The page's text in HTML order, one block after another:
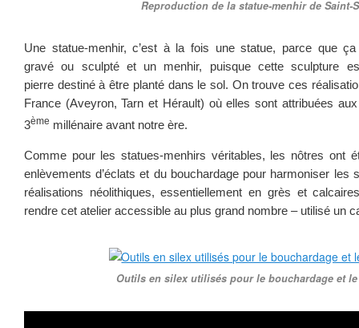
Reproduction de la statue-menhir de Saint-
Une statue-menhir, c’est à la fois une statue, parce que
gravé ou sculpté et un menhir, puisque cette sculpture
pierre destiné à être planté dans le sol. On trouve ces
France (Aveyron, Tarn et Hérault) où elles sont attribuées
3ème millénaire avant notre ère.
Comme pour les statues-menhirs véritables, les nôtres ont
enlèvements d’éclats et du bouchardage pour harmoniser les
réalisations néolithiques, essentiellement en grès et
rendre cet atelier accessible au plus grand nombre – utilisé un
Outils en silex utilisés pour le bouchardage et